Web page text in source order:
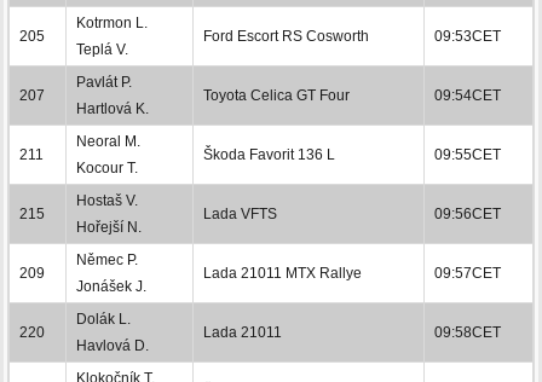
205
Kotrmon L.
Teplá V.
Ford Escort RS Cosworth 09:53CET
207
Pavlát P.
Hartlová K.
Toyota Celica GT Four 09:54CET
211
Neoral M.
Kocour T.
Škoda Favorit 136 L 09:55CET
215
Hostaš V.
Hořejší N.
Lada VFTS 09:56CET
209
Němec P.
Jonášek J.
Lada 21011 MTX Rallye 09:57CET
220
Dolák L.
Havlová D.
Lada 21011 09:58CET
Klokočník T.